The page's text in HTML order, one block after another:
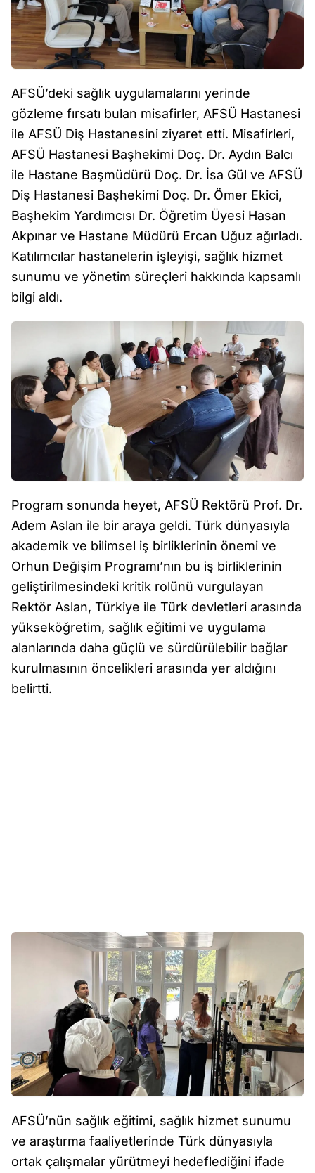
AFSÜ’deki sağlık uygulamalarını yerinde
gözleme fırsatı bulan misafirler, AFSÜ Hastanesi
ile AFSÜ Diş Hastanesini ziyaret etti. Misafirleri,
AFSÜ Hastanesi Başhekimi Doç. Dr. Aydın Balcı
ile Hastane Başmüdürü Doç. Dr. İsa Gül ve AFSÜ
Diş Hastanesi Başhekimi Doç. Dr. Ömer Ekici,
Başhekim Yardımcısı Dr. Öğretim Üyesi Hasan
Akpınar ve Hastane Müdürü Ercan Uğuz ağırladı.
Katılımcılar hastanelerin işleyişi, sağlık hizmet
sunumu ve yönetim süreçleri hakkında kapsamlı
bilgi aldı.
Program sonunda heyet, AFSÜ Rektörü Prof. Dr.
Adem Aslan ile bir araya geldi. Türk dünyasıyla
akademik ve bilimsel iş birliklerinin önemi ve
Orhun Değişim Programı’nın bu iş birliklerinin
geliştirilmesindeki kritik rolünü vurgulayan
Rektör Aslan, Türkiye ile Türk devletleri arasında
yükseköğretim, sağlık eğitimi ve uygulama
alanlarında daha güçlü ve sürdürülebilir bağlar
kurulmasının öncelikleri arasında yer aldığını
belirtti.
AFSÜ’nün sağlık eğitimi, sağlık hizmet sunumu
ve araştırma faaliyetlerinde Türk dünyasıyla
ortak çalışmalar yürütmeyi hedeflediğini ifade